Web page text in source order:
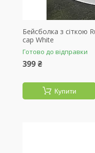
Бейсболка з сіткою
cap White
Готово до відправки
399 ₴
Купити